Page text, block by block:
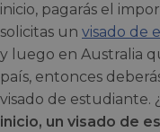
inicio, pagarás el
solicitas un visado de
y luego en Australia
país, entonces
visado de estudiante.
inicio, un visado de